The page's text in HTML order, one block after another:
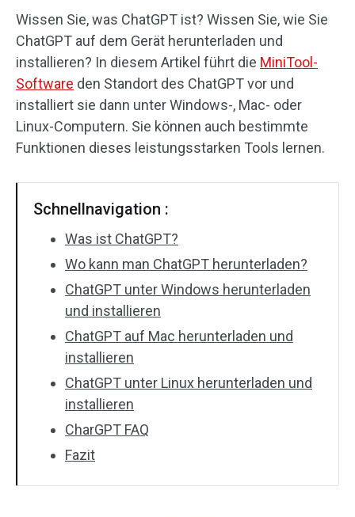
Wissen Sie, was ChatGPT ist? Wissen Sie, wie Sie
ChatGPT auf dem Gerät herunterladen und
installieren? In diesem Artikel führt die MiniTool-
Software den Standort des ChatGPT vor und
installiert sie dann unter Windows-, Mac- oder
Linux-Computern. Sie können auch bestimmte
Funktionen dieses leistungsstarken Tools lernen.
Schnellnavigation :
Was ist ChatGPT?
Wo kann man ChatGPT herunterladen?
ChatGPT unter Windows herunterladen
und installieren
ChatGPT auf Mac herunterladen und
installieren
ChatGPT unter Linux herunterladen und
installieren
CharGPT FAQ
Fazit